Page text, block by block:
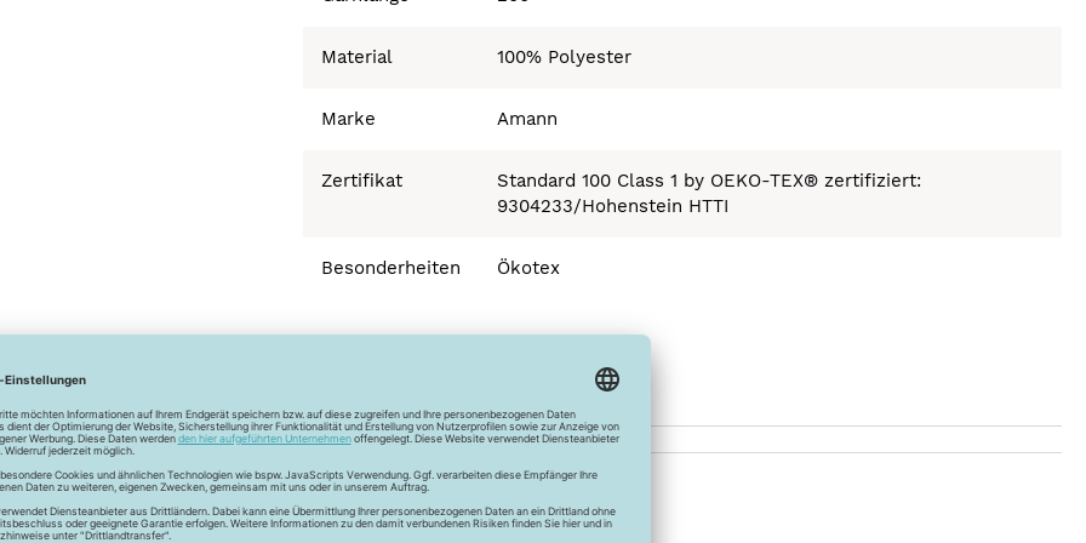
Material 100% Polyester
Marke Amann
Zertifikat
Standard 100 Class 1 by OEKO-TEX® zertifiziert:
9304233/Hohenstein HTTI
Besonderheiten Ökotex